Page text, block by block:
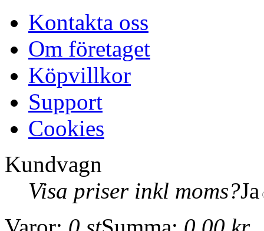
Kontakta oss
Om företaget
Köpvillkor
Support
Cookies
Kundvagn
Visa priser inkl moms?Ja